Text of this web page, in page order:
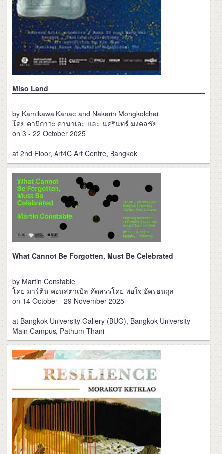
Miso Land
by Kamikawa Kanae and Nakarin Mongkolchai
โดย คามิกาวะ คานาเอะ และ นครินทร์ มงคลชัย
on 3 - 22 October 2025
at 2nd Floor, Art4C Art Centre, Bangkok
What Cannot Be Forgotten, Must Be Celebrated
by Martin Constable
โดย มาร์ติน คอนสตาเบิล คัดสรรโดย พอใจ อัครธนกุล
on 14 October - 29 November 2025
at Bangkok University Gallery (BUG), Bangkok University
Main Campus, Pathum Thani